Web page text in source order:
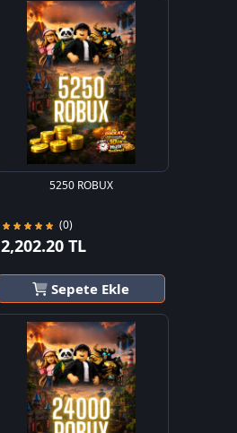
5250 ROBUX
(0)
2,202.20 TL
Sepete Ekle